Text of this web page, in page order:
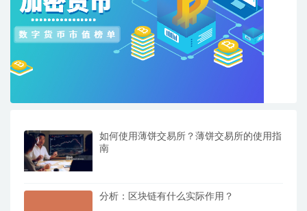
如何使用薄饼交易所？薄饼交易所的使用指
南
分析：区块链有什么实际作用？